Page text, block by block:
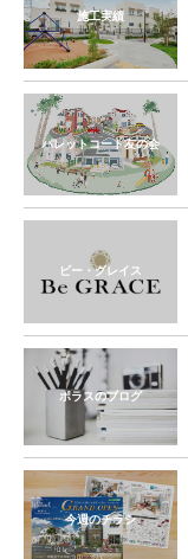
施工実績
パレットコート友の会
ビー・グレイス
ポラスのブログ
今週のチラシ